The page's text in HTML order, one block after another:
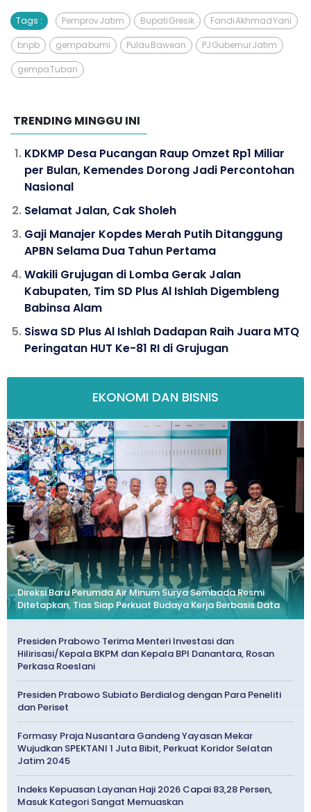
Tags : Pemprov Jatim Bupati Gresik Fandi Akhmad Yani
bnpb gempa bumi Pulau Bawean PJ Gubernur Jatim
gempa Tuban
TRENDING MINGGU INI
KDKMP Desa Pucangan Raup Omzet Rp1 Miliar
per Bulan, Kemendes Dorong Jadi Percontohan
Nasional
Selamat Jalan, Cak Sholeh
Gaji Manajer Kopdes Merah Putih Ditanggung
APBN Selama Dua Tahun Pertama
Wakili Grujugan di Lomba Gerak Jalan
Kabupaten, Tim SD Plus Al Ishlah Digembleng
Babinsa Alam
Siswa SD Plus Al Ishlah Dadapan Raih Juara MTQ
Peringatan HUT Ke-81 RI di Grujugan
EKONOMI DAN BISNIS
Direksi Baru Perumda Air Minum Surya Sembada Resmi
Ditetapkan, Tias Siap Perkuat Budaya Kerja Berbasis Data
Presiden Prabowo Terima Menteri Investasi dan
Hilirisasi/Kepala BKPM dan Kepala BPI Danantara, Rosan
Perkasa Roeslani
Presiden Prabowo Subiato Berdialog dengan Para Peneliti
dan Periset
Formasy Praja Nusantara Gandeng Yayasan Mekar
Wujudkan SPEKTANI 1 Juta Bibit, Perkuat Koridor Selatan
Jatim 2045
Indeks Kepuasan Layanan Haji 2026 Capai 83,28 Persen,
Masuk Kategori Sangat Memuaskan